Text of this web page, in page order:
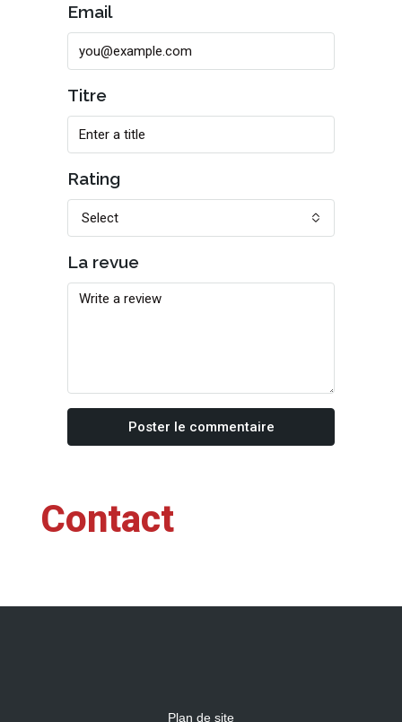
Email
Titre
Rating
Select
La revue
Poster le commentaire
Contact
Plan de site